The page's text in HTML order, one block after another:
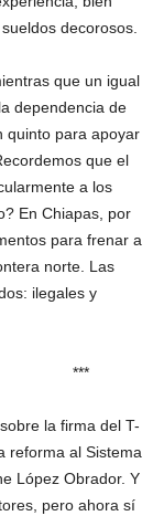
decorosos.
que un igual
dependencia de
quinto para apoyar
que el
a los
En Chiapas, por
para frenar a
norte. Las
ilegales y
la firma del T-
reforma al Sistema
López Obrador. Y
pero ahora sí